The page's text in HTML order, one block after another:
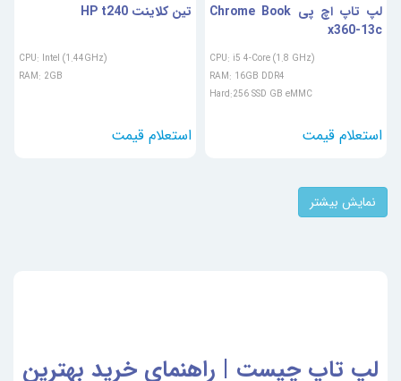
لپ تاپ اچ پی Chrome Book
x360-13c
CPU: i5 4-Core (1.8 GHz)
RAM: 16GB DDR4
Hard:256 SSD GB eMMC
تین کلاینت HP t240
CPU: Intel (1.44GHz)
RAM: 2GB
نمایش بیشتر
لپ تاپ چیست | راهنمای خرید بهترین